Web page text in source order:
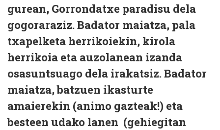
gurean, Gorrondatxe paradisu dela
gogoraraziz. Badator maiatza, pala
txapelketa herrikoiekin, kirola
herrikoia eta auzolanean izanda
osasuntsuago dela irakatsiz. Badator
maiatza, batzuen ikasturte
amaierekin (animo gazteak!) eta
besteen udako lanen (gehiegitan